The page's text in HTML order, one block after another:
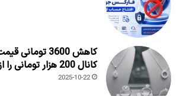
کاهش 3600
کانال 200 هزار تومانی را از دست داد
2025-10-22